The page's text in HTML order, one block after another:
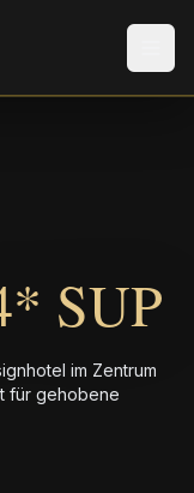
SUP
im Zentrum
für gehobene